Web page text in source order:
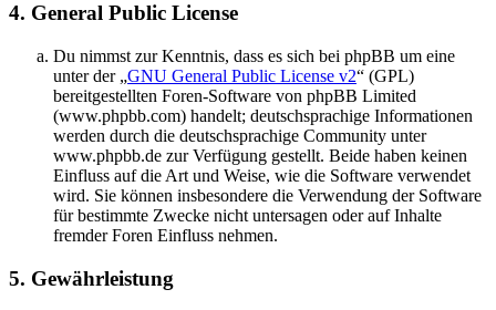
4. General Public License
Du nimmst zur Kenntnis, dass es sich bei phpBB um eine
unter der „GNU General Public License v2“ (GPL)
bereitgestellten Foren-Software von phpBB Limited
(www.phpbb.com) handelt; deutschsprachige Informationen
werden durch die deutschsprachige Community unter
www.phpbb.de zur Verfügung gestellt. Beide haben keinen
Einfluss auf die Art und Weise, wie die Software verwendet
wird. Sie können insbesondere die Verwendung der Software
für bestimmte Zwecke nicht untersagen oder auf Inhalte
fremder Foren Einfluss nehmen.
5. Gewährleistung